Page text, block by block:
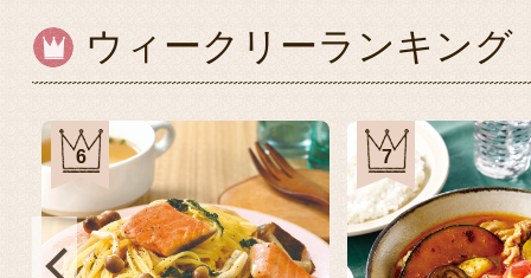
ウィークリーランキング
6 7